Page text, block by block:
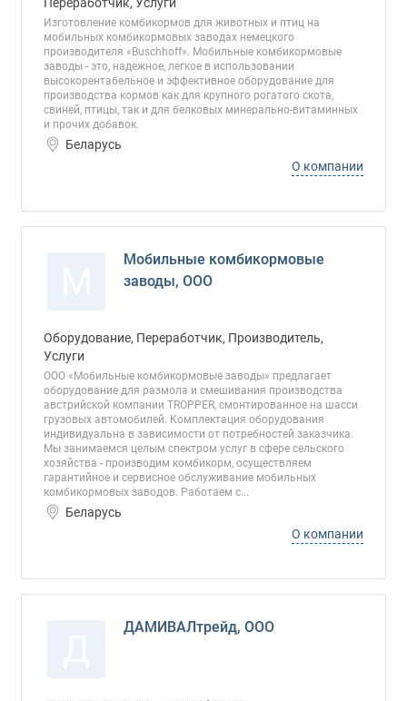
Изготовление комбикормов для животных и птиц на
мобильных комбикормовых заводах немецкого
производителя «Buschhoff». Мобильные комбикормовые
заводы - это, надежное, легкое в использовании
высокорентабельное и эффективное оборудование для
производства кормов как для крупного рогатого скота,
свиней, птицы, так и для белковых минерально-витаминных
и прочих добавок.
Беларусь
О компании
Мобильные комбикормовые
заводы, ООО
Оборудование, Переработчик, Производитель,
Услуги
ООО «Мобильные комбикормовые заводы» предлагает
оборудование для размола и смешивания производства
австрийской компании TROPPER, смонтированное на шасси
грузовых автомобилей. Комплектация оборудования
индивидуальна в зависимости от потребностей заказчика.
Мы занимаемся целым спектром услуг в сфере сельского
хозяйства - производим комбикорм, осуществляем
гарантийное и сервисное обслуживание мобильных
комбикормовых заводов. Работаем с...
Беларусь
О компании
ДАМИВАЛтрейд, ООО